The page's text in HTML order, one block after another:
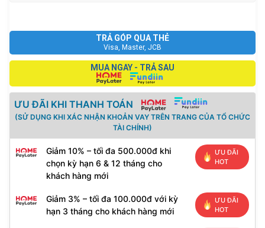
TRẢ GÓP QUA THẺ
Visa, Master, JCB
MUA NGAY - TRẢ SAU
ƯU ĐÃI KHI THANH TOÁN
(SỬ DỤNG KHI XÁC NHẬN KHOẢN VAY TRÊN TRANG CỦA TỔ CHỨC
TÀI CHÍNH)
Giảm 10% – tối đa 500.000đ khi
chọn kỳ hạn 6 & 12 tháng cho
khách hàng mới
ƯU ĐÃI
HOT
Giảm 3% – tối đa 100.000đ với kỳ
hạn 3 tháng cho khách hàng mới
ƯU ĐÃI
HOT